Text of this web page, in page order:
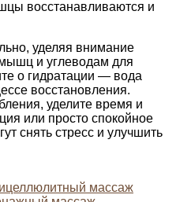
восстанавливаются и
уделяя внимание
и углеводам для
о гидратации — вода
восстановления.
уделите время и
или просто спокойное
снять стресс и улучшить
массаж